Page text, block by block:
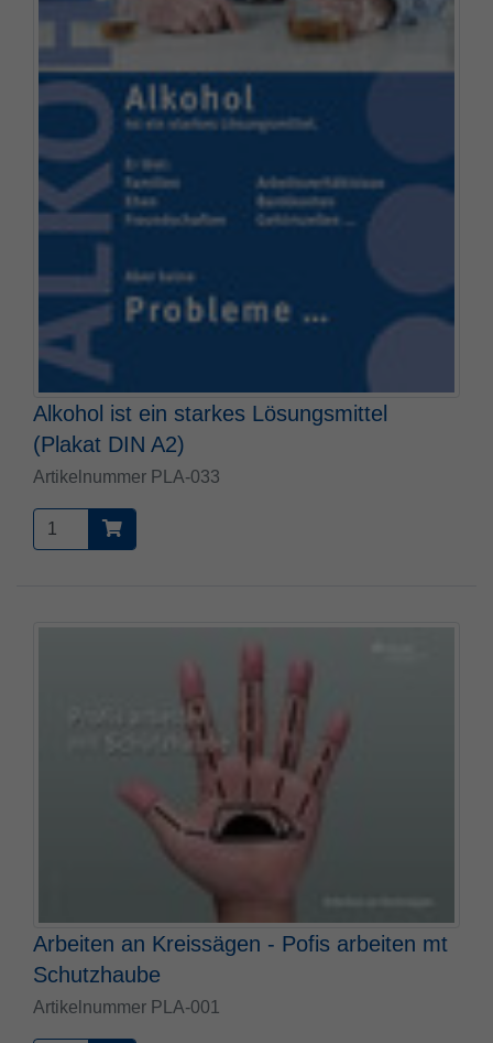
Alkohol ist ein starkes Lösungsmittel
(Plakat DIN A2)
Artikelnummer PLA-033
Arbeiten an Kreissägen - Pofis arbeiten mt
Schutzhaube
Artikelnummer PLA-001
mithilfe derer der eingeloggte User
wiedererkannt wird, um ihm Zugang zu
PHPSESSID
Anbieter php
Ende der Sitzung
PHPs Standard Sitzungs Identifikation